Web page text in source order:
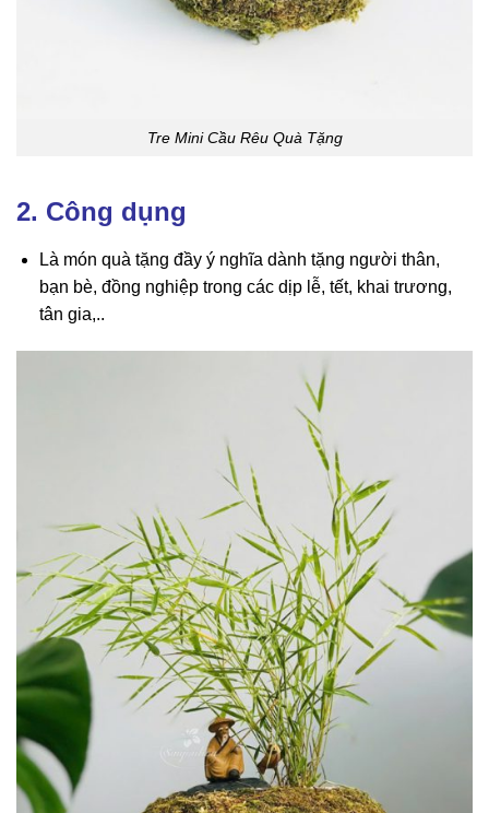
Tre Mini Cầu Rêu Quà Tặng
2. Công dụng
Là món quà tặng đầy ý nghĩa dành tặng người thân,
bạn bè, đồng nghiệp trong các dịp lễ, tết, khai trương,
tân gia,..